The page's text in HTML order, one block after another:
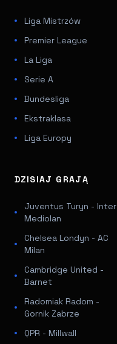
Liga Mistrzów
Premier League
La Liga
Serie A
Bundesliga
Ekstraklasa
Liga Europy
DZISIAJ GRAJĄ
Juventus Turyn - Inter
Mediolan
Chelsea Londyn - AC
Milan
Cambridge United -
Barnet
Radomiak Radom -
Gornik Zabrze
QPR - Millwall